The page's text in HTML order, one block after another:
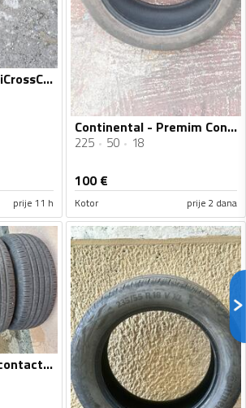
Continental - ContiCrossContact LX2 - Univerzalna guma
prije 11 h
Continental - Premim Contan 6 225 50 18 BMW - Ljetnja guma
225 50 18
100€
Kotor prije 2 dana
Continental - eco contact 6 - Ljetnja guma